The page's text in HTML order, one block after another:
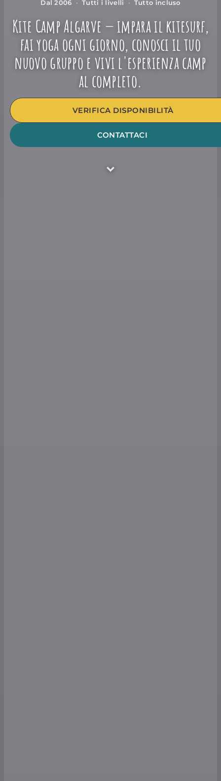
Dal 2006 · Tutti i livelli · Tutto incluso
Kite Camp Algarve — impara il kitesurf,
fai yoga ogni giorno, conosci il tuo
nuovo gruppo e vivi l'esperienza camp
al completo.
VERIFICA DISPONIBILITÀ
CONTATTACI